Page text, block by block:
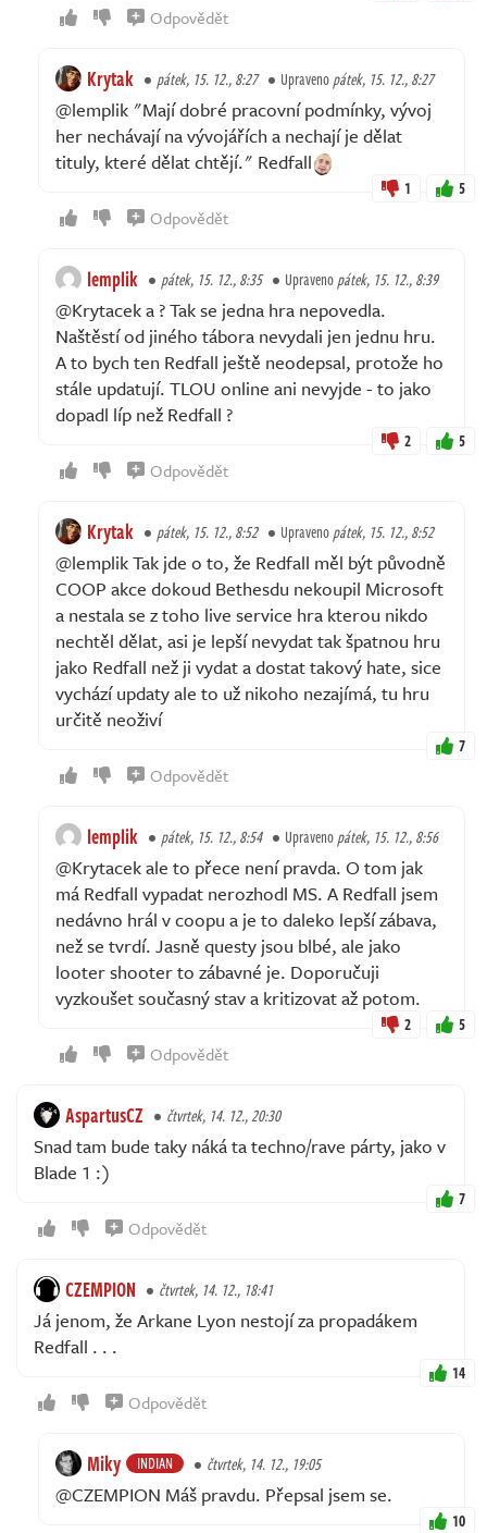
Odpovědět
Krytak pátek, 15. 12., 8:27 Upravenopátek, 15. 12., 8:27
@lemplik "Mají dobré pracovní podmínky, vývoj
her nechávají na vývojářích a nechají je dělat
tituly, které dělat chtějí." Redfall
1 5
Odpovědět
lemplik pátek, 15. 12., 8:35 Upravenopátek, 15. 12., 8:39
@Krytacek a ? Tak se jedna hra nepovedla.
Naštěstí od jiného tábora nevydali jen jednu hru.
A to bych ten Redfall ještě neodepsal, protože ho
stále updatují. TLOU online ani nevyjde - to jako
dopadl líp než Redfall ?
2 5
Odpovědět
Krytak pátek, 15. 12., 8:52 Upravenopátek, 15. 12., 8:52
@lemplik Tak jde o to, že Redfall měl být původně
COOP akce dokoud Bethesdu nekoupil Microsoft
a nestala se z toho live service hra kterou nikdo
nechtěl dělat, asi je lepší nevydat tak špatnou hru
jako Redfall než ji vydat a dostat takový hate, sice
vychází updaty ale to už nikoho nezajímá, tu hru
určitě neoživí
7
Odpovědět
lemplik pátek, 15. 12., 8:54 Upravenopátek, 15. 12., 8:56
@Krytacek ale to přece není pravda. O tom jak
má Redfall vypadat nerozhodl MS. A Redfall jsem
nedávno hrál v coopu a je to daleko lepší zábava,
než se tvrdí. Jasně questy jsou blbé, ale jako
looter shooter to zábavné je. Doporučuji
vyzkoušet současný stav a kritizovat až potom.
2 5
Odpovědět
AspartusCZ čtvrtek, 14. 12., 20:30
Snad tam bude taky náká ta techno/rave párty, jako v
Blade 1 :)
7
Odpovědět
CZEMPION čtvrtek, 14. 12., 18:41
Já jenom, že Arkane Lyon nestojí za propadákem
Redfall . . .
14
Odpovědět
Miky INDIAN čtvrtek, 14. 12., 19:05
@CZEMPION Máš pravdu. Přepsal jsem se.
10